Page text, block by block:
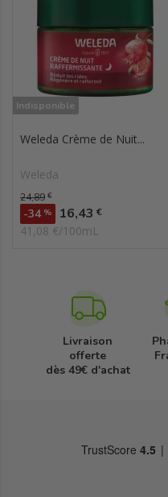
Indisponible
Weleda Crème de Nuit...
Weleda
Prix de base
24,89 €
-34 % Prix
16,43 €
41,08 €/100mL
Livraison
offerte
dès 49€ d'achat